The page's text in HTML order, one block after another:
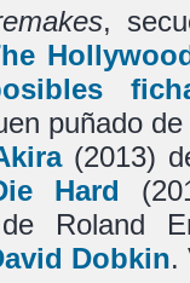
,
puñado
(2013)
Hard
Roland
Dobkin.